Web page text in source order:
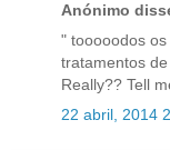
Anónimo
" tooooodos
tratamentos
Really?? Tell
22 abril, 2014